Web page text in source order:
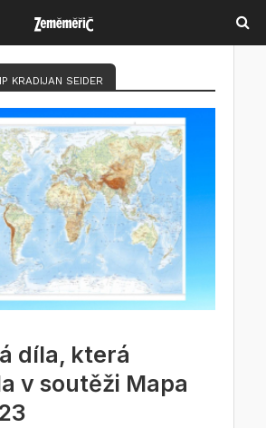
KRADIJAN SEIDER
díla, která
v soutěži Mapa